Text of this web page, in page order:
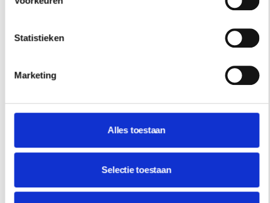
Statistieken
Marketing
Alles toestaan
Selectie toestaan
INSPIRATIE